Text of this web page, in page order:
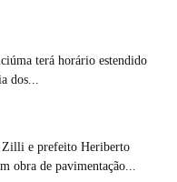
terá horário estendido
dos...
Zilli e prefeito Heriberto
obra de pavimentação...